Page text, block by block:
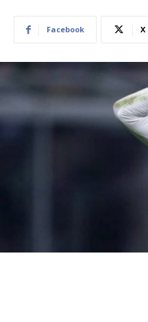
Facebook X